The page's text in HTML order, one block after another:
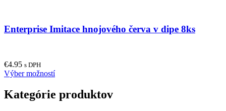
Enterprise Imitace hnojového červa v dipe 8ks
€4.95 s DPH
Výber možnostíThis
has
multiple
Kategórie produktov